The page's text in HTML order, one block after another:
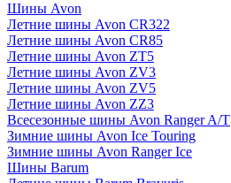
Шины Avon
Летние шины Avon CR322
Летние шины Avon CR85
Летние шины Avon ZT5
Летние шины Avon ZV3
Летние шины Avon ZV5
Летние шины Avon ZZ3
Всесезонные шины Avon Ranger A/T
Зимние шины Avon Ice Touring
Зимние шины Avon Ranger Ice
Шины Barum